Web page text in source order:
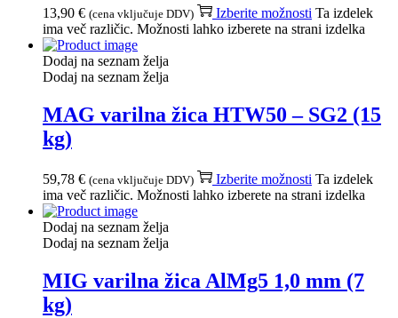
13,90 € (cena vključuje DDV) Izberite možnosti Ta izdelek
ima več različic. Možnosti lahko izberete na strani izdelka
Dodaj na seznam želja
Dodaj na seznam želja
MAG varilna žica HTW50 – SG2 (15
kg)
59,78 € (cena vključuje DDV) Izberite možnosti Ta izdelek
ima več različic. Možnosti lahko izberete na strani izdelka
Dodaj na seznam želja
Dodaj na seznam želja
MIG varilna žica AlMg5 1,0 mm (7
kg)